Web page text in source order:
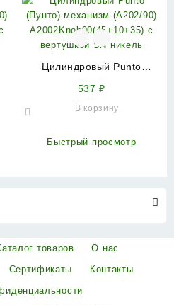
Цилиндровый Punto
A2002Knob90(45+10+35) с
537₽
В корзину
Быстрый просмотр
товаров
О нас
Сертификаты
Контакты